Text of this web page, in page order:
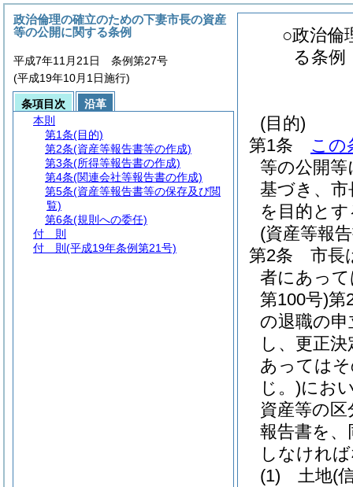
○政治倫
る条例
(目的)
第1条
この
等の公開
基づき、
を目的と
(資産等報
第2条
市長
者にあっ
第100号)第
の退職の
し、更正
あっては
じ。)にお
資産等の
報告書を
しなけれ
(1)
土地(
政治倫理の確立のための下妻市長の資産
等の公開に関する条例
平成7年11月21日 条例第27号
(平成19年10月1日施行)
条項目次
沿革
本則
第1条(目的)
第2条(資産等報告書等の作成)
第3条(所得等報告書の作成)
第4条(関連会社等報告書の作成)
第5条(資産等報告書等の保存及び閲
覧)
第6条(規則への委任)
付 則
付 則 (平成19年条例第21号)